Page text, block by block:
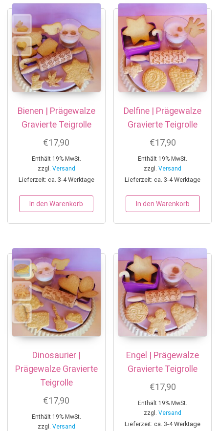
Bienen | Prägewalze
Gravierte Teigrolle
€17,90
Enthält 19% MwSt.
zzgl. Versand
Lieferzeit: ca. 3-4 Werktage
In den Warenkorb
Delfine | Prägewalze
Gravierte Teigrolle
€17,90
Enthält 19% MwSt.
zzgl.Versand
Lieferzeit: ca. 3-4 Werktage
In den Warenkorb
Dinosaurier |
Prägewalze Gravierte
Teigrolle
€17,90
Enthält 19% MwSt.
zzgl. Versand
Engel | Prägewalze
Gravierte Teigrolle
€17,90
Enthält 19% MwSt.
zzgl.Versand
Lieferzeit: ca. 3-4 Werktage